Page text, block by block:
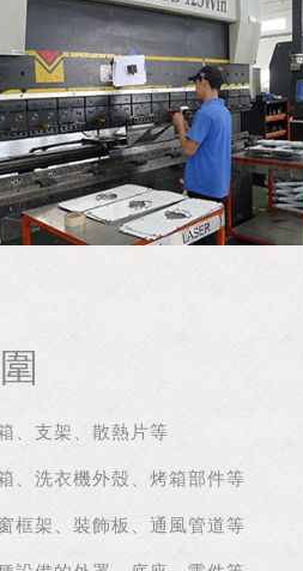
、支架、散熱片等
、洗衣機外殼、烤箱部件等
框架、裝飾板、通風管道等